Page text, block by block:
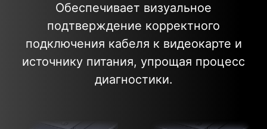
Обеспечивает визуальное
подтверждение корректного
подключения кабеля к видеокарте и
источнику питания, упрощая процесс
диагностики.